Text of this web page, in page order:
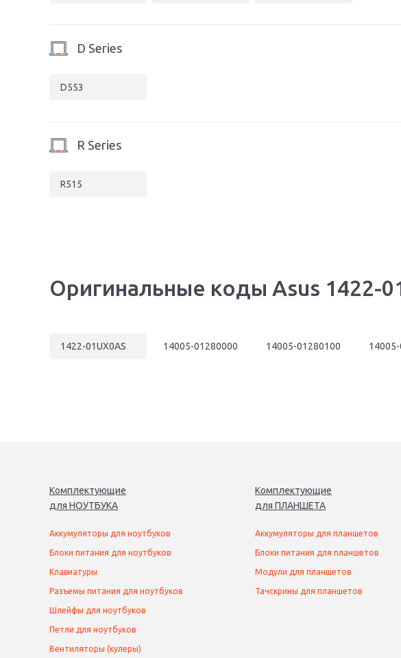
D Series
D553
R Series
R515
Оригинальные коды Asus 1422-
1422-01UX0AS 14005-01280000 14005-01280100
Комплектующие
для НОУТБУКА
Аккумуляторы для ноутбуков
Блоки питания для ноутбуков
Клавиатуры
Разъемы питания для ноутбуков
Шлейфы для ноутбуков
Петли для ноутбуков
Вентиляторы (кулеры)
Комплектующие
для ПЛАНШЕТА
Аккумуляторы для планшетов
Блоки питания для планшетов
Модули для планшетов
Тачскрины для планшетов